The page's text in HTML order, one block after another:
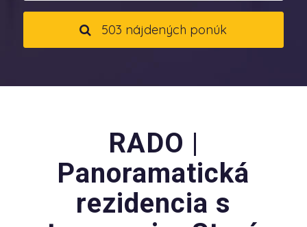
503 nájdených ponúk
RADO |
Panoramatická
rezidencia s